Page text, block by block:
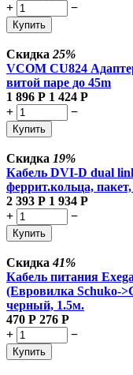
+
−
Купить
Скидка 25%
VCOM CU824
витой паре до 45m
1 896 Р 1 424 Р
+
−
Купить
Скидка 19%
Кабель DVI-D dual
феррит.кольца,
2 393 Р 1 934 Р
+
−
Купить
Скидка41%
Кабель питания
(Евровилка Schuko-
черный, 1.5м.
470 Р 276 Р
+
−
Купить